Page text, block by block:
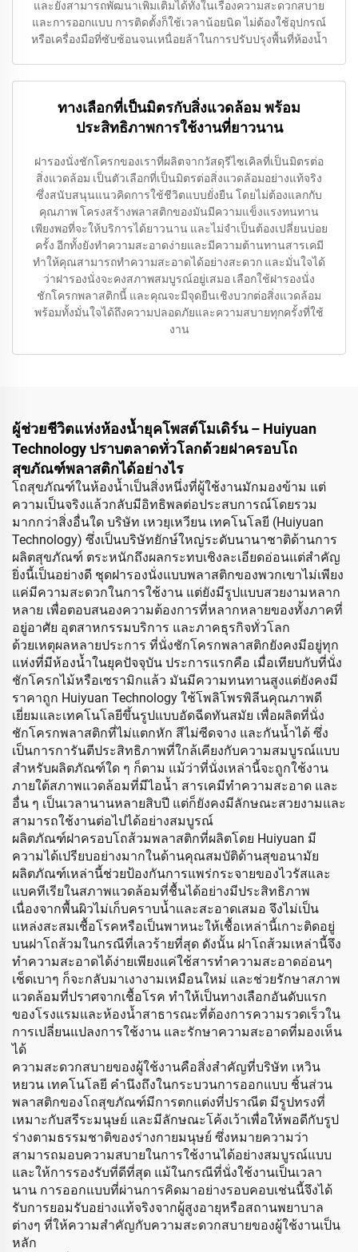
และยังสามารถพัฒนาเพิ่มเติมได้ทั้งในเรื่องความสะดวกสบาย
และการออกแบบ การติดตั้งก็ใช้เวลาน้อยนิด ไม่ต้องใช้อุปกรณ์
หรือเครื่องมือที่ซับซ้อนจนเหนื่อยล้าในการปรับปรุงพื้นที่ห้องน้ำ
ทางเลือกที่เป็นมิตรกับสิ่งแวดล้อม พร้อม
ประสิทธิภาพการใช้งานที่ยาวนาน
ฝารองนั่งชักโครกของเราที่ผลิตจากวัสดุรีไซเคิลที่เป็นมิตรต่อ
สิ่งแวดล้อม เป็นตัวเลือกที่เป็นมิตรต่อสิ่งแวดล้อมอย่างแท้จริง
ซึ่งสนับสนุนแนวคิดการใช้ชีวิตแบบยั่งยืน โดยไม่ต้องแลกกับ
คุณภาพ โครงสร้างพลาสติกของมันมีความแข็งแรงทนทาน
เพียงพอที่จะให้บริการได้ยาวนาน และไม่จำเป็นต้องเปลี่ยนบ่อย
ครั้ง อีกทั้งยังทำความสะอาดง่ายและมีความต้านทานสารเคมี
ทำให้คุณสามารถทำความสะอาดได้อย่างสะดวก และมั่นใจได้
ว่าฝารองนั่งจะคงสภาพสมบูรณ์อยู่เสมอ เลือกใช้ฝารองนั่ง
ชักโครกพลาสติกนี้ และคุณจะมีจุดยืนเชิงบวกต่อสิ่งแวดล้อม
พร้อมทั้งมั่นใจได้ถึงความปลอดภัยและความสบายทุกครั้งที่ใช้
งาน
ผู้ช่วยชีวิตแห่งห้องน้ำยุคโพสต์โมเดิร์น – Huiyuan
Technology ปราบตลาดทั่วโลกด้วยฝาครอบโถ
สุขภัณฑ์พลาสติกได้อย่างไร
โถสุขภัณฑ์ในห้องน้ำเป็นสิ่งหนึ่งที่ผู้ใช้งานมักมองข้าม แต่
ความเป็นจริงแล้วกลับมีอิทธิพลต่อประสบการณ์โดยรวม
มากกว่าสิ่งอื่นใด บริษัท เหวยฺเหวียน เทคโนโลยี (Huiyuan
Technology) ซึ่งเป็นบริษัทยักษ์ใหญ่ระดับนานาชาติด้านการ
ผลิตสุขภัณฑ์ ตระหนักถึงผลกระทบเชิงละเอียดอ่อนแต่สำคัญ
ยิ่งนี้เป็นอย่างดี ชุดฝารองนั่งแบบพลาสติกของพวกเขาไม่เพียง
แค่มีความสะดวกในการใช้งาน แต่ยังมีรูปแบบสวยงามหลาก
หลาย เพื่อตอบสนองความต้องการที่หลากหลายของทั้งภาคที่
อยู่อาศัย อุตสาหกรรมบริการ และภาคธุรกิจทั่วโลก
ด้วยเหตุผลหลายประการ ที่นั่งชักโครกพลาสติกยังคงมีอยู่ทุก
แห่งที่มีห้องน้ำในยุคปัจจุบัน ประการแรกคือ เมื่อเทียบกับที่นั่ง
ชักโครกไม้หรือเซรามิกแล้ว มันมีความทนทานสูงแต่ยังคงมี
ราคาถูก Huiyuan Technology ใช้โพลิโพรพิลีนคุณภาพดี
เยี่ยมและเทคโนโลยีขึ้นรูปแบบอัดฉีดทันสมัย เพื่อผลิตที่นั่ง
ชักโครกพลาสติกที่ไม่แตกหัก สีไม่ซีดจาง และกันน้ำได้ ซึ่ง
เป็นการการันตีประสิทธิภาพที่ใกล้เคียงกับความสมบูรณ์แบบ
สำหรับผลิตภัณฑ์ใด ๆ ก็ตาม แม้ว่าที่นั่งเหล่านี้จะถูกใช้งาน
ภายใต้สภาพแวดล้อมที่มีไอน้ำ สารเคมีทำความสะอาด และ
อื่น ๆ เป็นเวลานานหลายสิบปี แต่ก็ยังคงมีลักษณะสวยงามและ
สามารถใช้งานต่อไปได้อย่างสมบูรณ์
ผลิตภัณฑ์ฝาครอบโถส้วมพลาสติกที่ผลิตโดย Huiyuan มี
ความได้เปรียบอย่างมากในด้านคุณสมบัติด้านสุขอนามัย
ผลิตภัณฑ์เหล่านี้ช่วยป้องกันการแพร่กระจายของไวรัสและ
แบคทีเรียในสภาพแวดล้อมที่ชื้นได้อย่างมีประสิทธิภาพ
เนื่องจากพื้นผิวไม่เก็บคราบน้ำและสะอาดเสมอ จึงไม่เป็น
แหล่งสะสมเชื้อโรคหรือเป็นพาหนะให้เชื้อเหล่านี้เกาะติดอยู่
บนฝาโถส้วมในกรณีที่เลวร้ายที่สุด ดังนั้น ฝาโถส้วมเหล่านี้จึง
ทำความสะอาดได้ง่ายเพียงแค่ใช้สารทำความสะอาดอ่อนๆ
เช็ดเบาๆ ก็จะกลับมาเงางามเหมือนใหม่ และช่วยรักษาสภาพ
แวดล้อมที่ปราศจากเชื้อโรค ทำให้เป็นทางเลือกอันดับแรก
ของโรงแรมและห้องน้ำสาธารณะที่ต้องการความรวดเร็วใน
การเปลี่ยนแปลงการใช้งาน และรักษาความสะอาดที่มองเห็น
ได้
ความสะดวกสบายของผู้ใช้งานคือสิ่งสำคัญที่บริษัท เหวิน
หยวน เทคโนโลยี คำนึงถึงในกระบวนการออกแบบ ชิ้นส่วน
พลาสติกของโถสุขภัณฑ์มีการตกแต่งที่ปราณีต มีรูปทรงที่
เหมาะกับสรีระมนุษย์ และมีลักษณะโค้งเว้าเพื่อให้พอดีกับรูป
ร่างตามธรรมชาติของร่างกายมนุษย์ ซึ่งหมายความว่า
สามารถมอบความสบายในการใช้งานได้อย่างสมบูรณ์แบบ
และให้การรองรับที่ดีที่สุด แม้ในกรณีที่นั่งใช้งานเป็นเวลา
นาน การออกแบบที่ผ่านการคิดมาอย่างรอบคอบเช่นนี้จึงได้
รับการยอมรับอย่างแท้จริงจากผู้สูงอายุหรือสถานพยาบาล
ต่างๆ ที่ให้ความสำคัญกับความสะดวกสบายของผู้ใช้งานเป็น
หลัก